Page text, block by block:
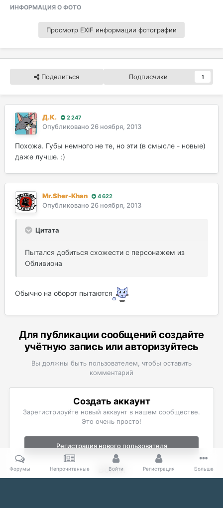
ИНФОРМАЦИЯ О ФОТО
Просмотр EXIF информации фотографии
Поделиться Подписчики 1
Д.К. 2 247
Опубликовано 26 ноября, 2013
Похожа. Губы немного не те, но эти (в смысле - новые)
даже лучше. :)
Mr.Sher-Khan 4 622
Опубликовано 26 ноября, 2013
Цитата
Пытался добиться схожести с персонажем из
Обливиона
Обычно на оборот пытаются
Для публикации сообщений создайте
учётную запись или авторизуйтесь
Вы должны быть пользователем, чтобы оставить
комментарий
Создать аккаунт
Зарегистрируйте новый аккаунт в нашем сообществе.
Это очень просто!
Регистрация нового пользователя
Войти
Уже есть аккаунт? Войти в систему.
Форумы Непрочитанные Войти Регистрация Больше